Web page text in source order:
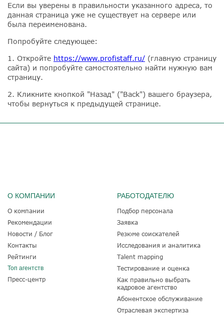
Если вы уверены в правильности указанного адреса, то
данная страница уже не существует на сервере или
была переименована.
Попробуйте следующее:
1. Откройте https://www.profistaff.ru/ (главную страницу
сайта) и попробуйте самостоятельно найти нужную вам
страницу.
2. Кликните кнопкой "Назад" ("Back") вашего браузера,
чтобы вернуться к предыдущей странице.
О КОМПАНИИ
О компании
Рекомендации
Новости / Блог
Контакты
Рейтинги
Топ агентств
Пресс-центр
РАБОТОДАТЕЛЮ
Подбор персонала
Заявка
Резюме соискателей
Исследования и аналитика
Talent mapping
Тестирование и оценка
Как правильно выбрать
кадровое агентство
Абонентское обслуживание
Отраслевая экспертиза